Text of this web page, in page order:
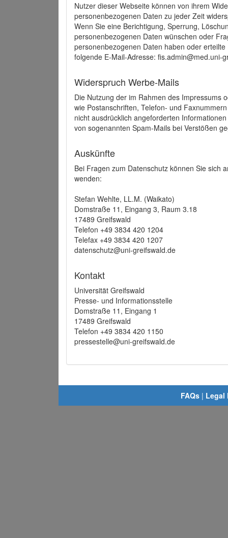
Nutzer dieser Webseite können von ihrem
personenbezogenen Daten zu jeder Zeit
Wenn Sie eine Berichtigung, Sperrung,
personenbezogenen Daten wünschen oder
personenbezogenen Daten haben oder
folgende E-Mail-Adresse: fis.admin@med.uni-
Widerspruch Werbe-Mails
Die Nutzung der im Rahmen des Impressums
wie Postanschriften, Telefon- und
nicht ausdrücklich angeforderten
von sogenannten Spam-Mails bei Verstößen
Auskünfte
Bei Fragen zum Datenschutz können Sie sich
wenden:
Stefan Wehlte, LL.M. (Waikato)
Domstraße 11, Eingang 3, Raum 3.18
17489 Greifswald
Telefon +49 3834 420 1204
Telefax +49 3834 420 1207
datenschutz@uni-greifswald.de
Kontakt
Universität Greifswald
Presse- und Informationsstelle
Domstraße 11, Eingang 1
17489 Greifswald
Telefon +49 3834 420 1150
pressestelle@uni-greifswald.de
FAQs | Legal